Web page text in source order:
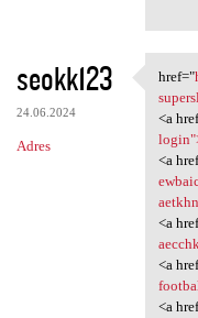
seokk123
24.06.2024
Adres
href="
<a
<a
<a
<a
<a